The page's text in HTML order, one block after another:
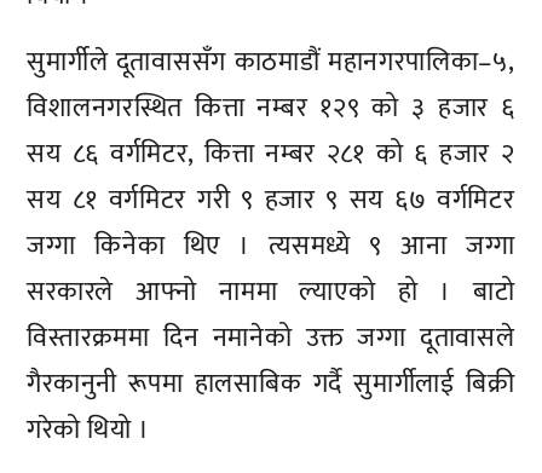
सुमार्गीले दूतावाससँग काठमाडौं महानगरपालिका–५,
विशालनगरस्थित कित्ता नम्बर १२९ को ३ हजार ६
सय ८६ वर्गमिटर, कित्ता नम्बर २८१ को ६ हजार २
सय ८१ वर्गमिटर गरी ९ हजार ९ सय ६७ वर्गमिटर
जग्गा किनेका थिए । त्यसमध्ये ९ आना जग्गा
सरकारले आफ्नो नाममा ल्याएको हो । बाटो
विस्तारक्रममा दिन नमानेको उक्त जग्गा दूतावासले
गैरकानुनी रूपमा हालसाबिक गर्दै सुमार्गीलाई बिक्री
गरेको थियो ।